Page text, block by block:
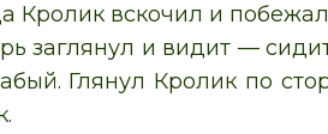
Кролик вскочил и
заглянул и видит —
Глянул Кролик по